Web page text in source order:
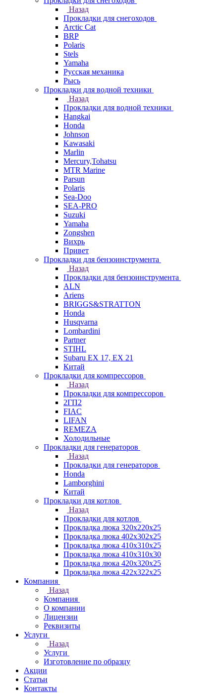
Назад
Прокладки для снегоходов
Arctic Cat
BRP
Polaris
Stels
Yamaha
Русская механика
Рысь
Прокладки для водной техники
Назад
Прокладки для водной техники
Hangkai
Honda
Johnson
Kawasaki
Marlin
Mercury,Tohatsu
MTR Marine
Parsun
Polaris
Sea-Doo
SEA-PRO
Suzuki
Yamaha
Zongshen
Вихрь
Привет
Прокладки для бензоинструмента
Назад
Прокладки для бензоинструмента
ALN
Ariens
BRIGGS&STRATTON
Honda
Husqvarna
Lombardini
Partner
STIHL
Subaru EX 17, EX 21
Китай
Прокладки для компрессоров
Назад
Прокладки для компрессоров
2ГП2
FIAC
LIFAN
REMEZA
Холодильные
Прокладки для генераторов
Назад
Прокладки для генераторов
Honda
Lamborghini
Китай
Прокладки для котлов
Назад
Прокладки для котлов
Прокладка люка 320x220x25
Прокладка люка 402x302x25
Прокладка люка 410x310x25
Прокладка люка 410х310х30
Прокладка люка 420x320x25
Прокладка люка 422x322x25
Компания
Назад
Компания
О компании
Лицензии
Реквизиты
Услуги
Назад
Услуги
Изготовление по образцу
Акции
Статьи
Контакты